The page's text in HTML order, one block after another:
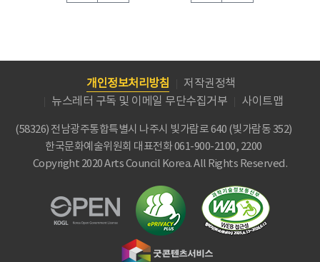
개인정보처리방침
저작권정책
뉴스레터 구독 및 이메일 무단수집거부
사이트맵
(58326) 전남광주통합특별시 나주시 빛가람로 640 (빛가람동 352)
한국문화예술위원회 대표전화 061-900-2100, 2200
Copyright 2020 Arts Council Korea. All Rights Reserved.